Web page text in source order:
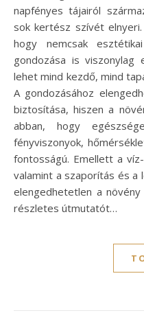
napfényes tájairól
sok kertész szívét
hogy nemcsak
gondozása is viszonylag
lehet mind kezdő, mind
A gondozásához
biztosítása, hiszen a
abban, hogy
fényviszonyok,
fontosságú. Emellett a
valamint a szaporítás és a
elengedhetetlen a
részletes útmutatót…